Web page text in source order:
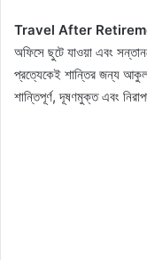
Travel After
অফিসে ছুটে যাওয়া এবং
প্রত্যেকেই শান্তির জন্য
শান্তিপূর্ণ, দূষণমুক্ত এবং